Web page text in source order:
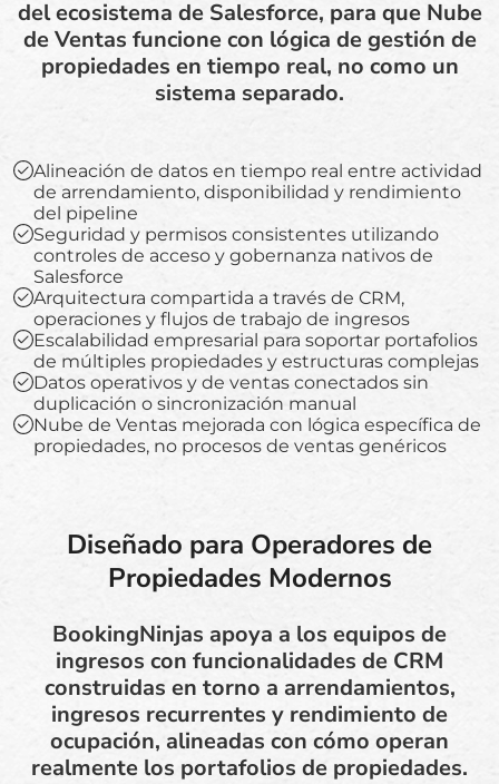
del ecosistema de Salesforce, para que Nube
de Ventas funcione con lógica de gestión de
propiedades en tiempo real, no como un
sistema separado.
Alineación de datos en tiempo real entre actividad
de arrendamiento, disponibilidad y rendimiento
del pipeline
Seguridad y permisos consistentes utilizando
controles de acceso y gobernanza nativos de
Salesforce
Arquitectura compartida a través de CRM,
operaciones y flujos de trabajo de ingresos
Escalabilidad empresarial para soportar portafolios
de múltiples propiedades y estructuras complejas
Datos operativos y de ventas conectados sin
duplicación o sincronización manual
Nube de Ventas mejorada con lógica específica de
propiedades, no procesos de ventas genéricos
Diseñado para Operadores de
Propiedades Modernos
BookingNinjas apoya a los equipos de
ingresos con funcionalidades de CRM
construidas en torno a arrendamientos,
ingresos recurrentes y rendimiento de
ocupación, alineadas con cómo operan
realmente los portafolios de propiedades.